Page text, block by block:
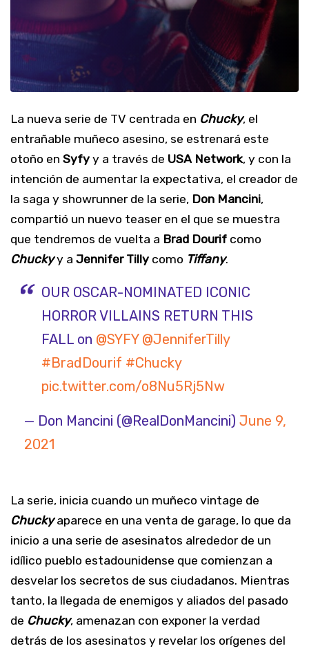
La nueva serie de TV centrada en Chucky, el
entrañable muñeco asesino, se estrenará este
otoño en Syfy y a través de USA Network, y con la
intención de aumentar la expectativa, el creador de
la saga y showrunner de la serie, Don Mancini,
compartió un nuevo teaser en el que se muestra
que tendremos de vuelta a Brad Dourif como
Chuckyy a Jennifer Tilly como Tiffany.
OUR OSCAR-NOMINATED ICONIC
HORROR VILLAINS RETURN THIS
FALL on ⁦ @SYFY⁩ ⁦ @JenniferTilly
#BradDourif #Chucky
pic.twitter.com/o8Nu5Rj5Nw
— Don Mancini (@RealDonMancini) June 9,
2021
La serie, inicia cuando un muñeco vintage de
Chuckyaparece en una venta de garage, lo que da
inicio a una serie de asesinatos alrededor de un
idílico pueblo estadounidense que comienzan a
desvelar los secretos de sus ciudadanos. Mientras
tanto, la llegada de enemigos y aliados del pasado
de Chucky, amenazan con exponer la verdad
detrás de los asesinatos y revelar los orígenes del